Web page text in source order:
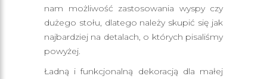
nam możliwość zastosowania wyspy czy
dużego stołu, dlatego należy skupić się jak
najbardziej na detalach, o których pisaliśmy
powyżej.
Ładną i funkcjonalną dekoracją dla małej